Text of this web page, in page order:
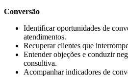
Conversão
Identificar oportunidades de
atendimentos.
Recuperar clientes que
Entender objeções e conduzir
consultiva.
Acompanhar indicadores de